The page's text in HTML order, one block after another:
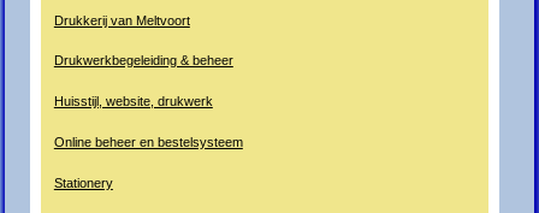
Drukkerij van Meltvoort
Drukwerkbegeleiding & beheer
Huisstijl, website, drukwerk
Online beheer en bestelsysteem
Stationery